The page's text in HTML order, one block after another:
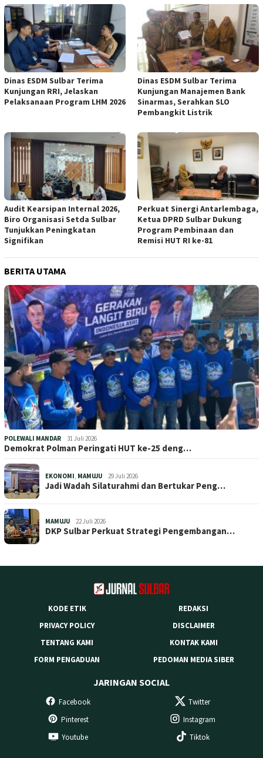
Dinas ESDM Sulbar Terima
Kunjungan RRI, Jelaskan
Pelaksanaan Program LHM 2026
Dinas ESDM Sulbar Terima
Kunjungan Manajemen Bank
Sinarmas, Serahkan SLO
Pembangkit Listrik
Audit Kearsipan Internal 2026,
Biro Organisasi Setda Sulbar
Tunjukkan Peningkatan
Signifikan
Perkuat Sinergi Antarlembaga,
Ketua DPRD Sulbar Dukung
Program Pembinaan dan
Remisi HUT RI ke-81
BERITA UTAMA
POLEWALI MANDAR 31 Juli 2026
Demokrat Polman Peringati HUT ke-25 deng…
EKONOMI, MAMUJU 29 Juli 2026
Jadi Wadah Silaturahmi dan Bertukar Peng…
MAMUJU 22 Juli 2026
DKP Sulbar Perkuat Strategi Pengembangan…
KODE ETIK
REDAKSI
PRIVACY POLICY
DISCLAIMER
TENTANG KAMI
KONTAK KAMI
FORM PENGADUAN
PEDOMAN MEDIA SIBER
JARINGAN SOCIAL
Facebook
Twitter
Pinterest
Instagram
Youtube
Tiktok